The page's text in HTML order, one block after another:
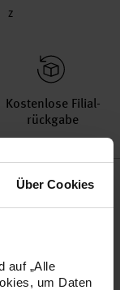
Über Cookies
auf „Alle
um Daten
Z
Kosten­lose Filial­
rückgabe